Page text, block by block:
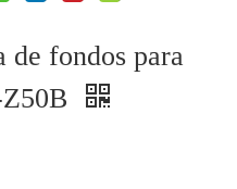
de fondos para